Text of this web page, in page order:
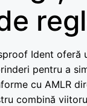
Ident oferă
pentru a
cu AMLR
combină